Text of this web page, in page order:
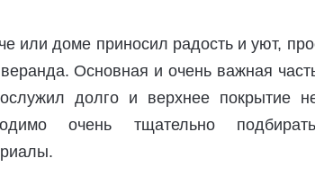
или доме приносил радость и уют,
веранда. Основная и очень важная
долго и верхнее покрытие
очень тщательно